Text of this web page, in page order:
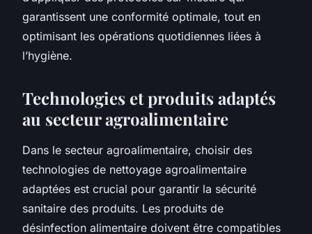
garantissent une conformité optimale, tout en
optimisant les opérations quotidiennes liées à
l’hygiène.
Technologies et produits adaptés
au secteur agroalimentaire
Dans le secteur agroalimentaire, choisir des
technologies de nettoyage agroalimentaire
adaptées est crucial pour garantir la sécurité
sanitaire des produits. Les produits de
désinfection alimentaire doivent être compatibles